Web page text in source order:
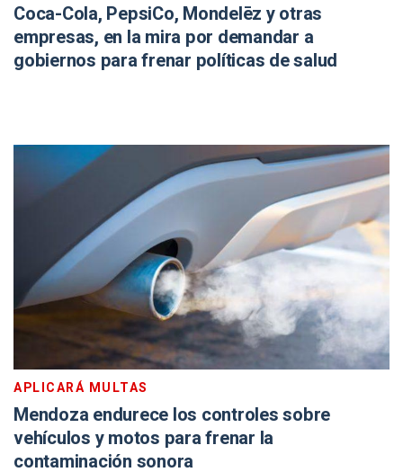
Coca-Cola, PepsiCo, Mondelēz y otras
empresas, en la mira por demandar a
gobiernos para frenar políticas de salud
APLICARÁ MULTAS
Mendoza endurece los controles sobre
vehículos y motos para frenar la
contaminación sonora